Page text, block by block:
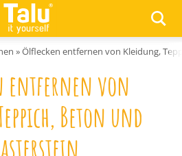
»Ölflecken entfernen von Kleidung,
entfernen von
Beton und